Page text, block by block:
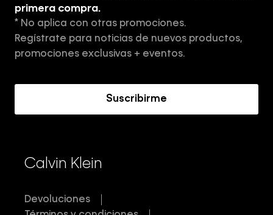
Tiendas
Aviso de privacidad
Términos y Condiciones
primera compra.
* No aplica con otras promociones.
Regístrate para noticias de nuevos productos,
promociones exclusivas + eventos.
Suscribirme
Calvin Klein
Devoluciones